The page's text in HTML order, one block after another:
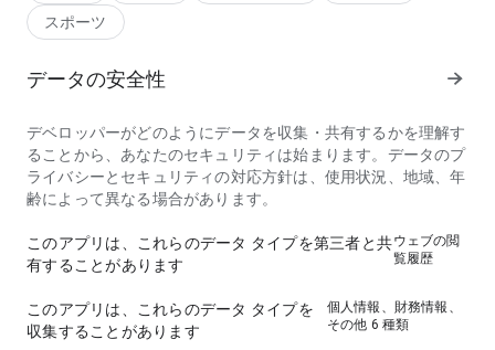
スポーツ
データの安全性
デベロッパーがどのようにデータを収集・共有するかを理解す
ることから、あなたのセキュリティは始まります。データのプ
ライバシーとセキュリティの対応方針は、使用状況、地域、年
齢によって異なる場合があります。
このアプリは、これらのデータ タイプを第三者と共
有することがあります
ウェブの閲
覧履歴
このアプリは、これらのデータ タイプを
収集することがあります
個人情報、財務情報、
その他 6 種類